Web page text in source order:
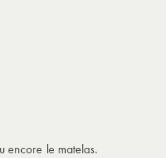
encore le matelas.